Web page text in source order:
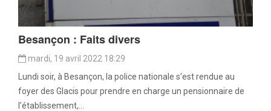
Besançon : Faits divers
mardi, 19 avril 2022 18:29
Lundi soir, à Besançon, la police nationale s’est rendue au
foyer des Glacis pour prendre en charge un pensionnaire de
l’établissement,...